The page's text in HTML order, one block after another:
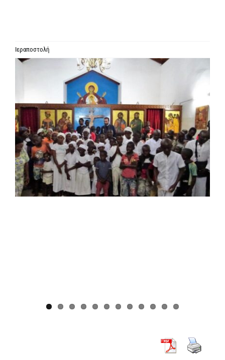
ΕΝΗΜΕΡΩΣΗ
ΣΥΝΔΕΣΕΙΣ
Ιεραποστολή
Προβολή